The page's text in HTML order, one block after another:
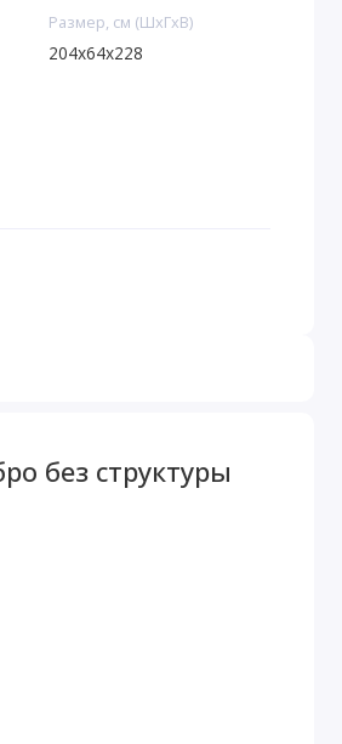
Размер, см (ШхГхВ)
204х64х228
без структуры